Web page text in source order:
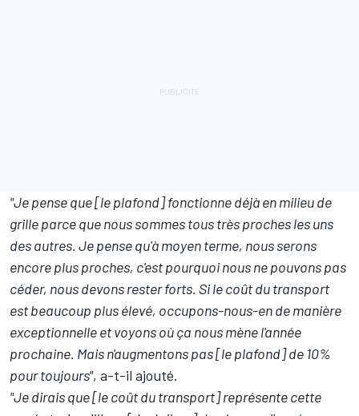
"Je pense que [le plafond] fonctionne déjà en milieu de
grille parce que nous sommes tous très proches les uns
des autres. Je pense qu'à moyen terme, nous serons
encore plus proches, c'est pourquoi nous ne pouvons pas
céder, nous devons rester forts. Si le coût du transport
est beaucoup plus élevé, occupons-nous-en de manière
exceptionnelle et voyons où ça nous mène l'année
prochaine. Mais n'augmentons pas [le plafond] de 10%
pour toujours", a-t-il ajouté.
"Je dirais que [le coût du transport] représente cette